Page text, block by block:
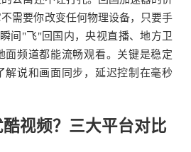
需要你改变任何物理设备，只要手
间"飞"回国内，央视直播、地方卫
面频道都能流畅观看。关键是稳定
解说和画面同步，延迟控制在毫秒
视频？三大平台对比